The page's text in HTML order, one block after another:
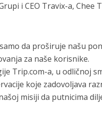
i CEO Travix-a, Chee
da proširuje našu
za naše korisnike.
Trip.com-a, u odličnoj
koje zadovoljava
misiji da putnicima